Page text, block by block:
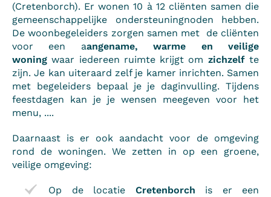
(Cretenborch). Er wonen 10 à 12 cliënten samen die
gemeenschappelijke ondersteuningnoden hebben.
De woonbegeleiders zorgen samen met de cliënten
voor een aangename, warme en veilige
woningwaar iedereen ruimte krijgt om zichzelfte
zijn. Je kan uiteraard zelf je kamer inrichten. Samen
met begeleiders bepaal je je daginvulling. Tijdens
feestdagen kan je je wensen meegeven voor het
menu, ....
Daarnaast is er ook aandacht voor de omgeving
rond de woningen. We zetten in op een groene,
veilige omgeving:
Op de locatie Cretenborch is er een